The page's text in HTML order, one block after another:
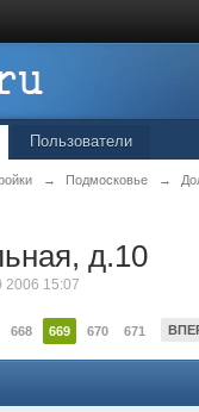
Пользователи
→ Подмосковье →
д.10
2006 15:07
668 669 670 671